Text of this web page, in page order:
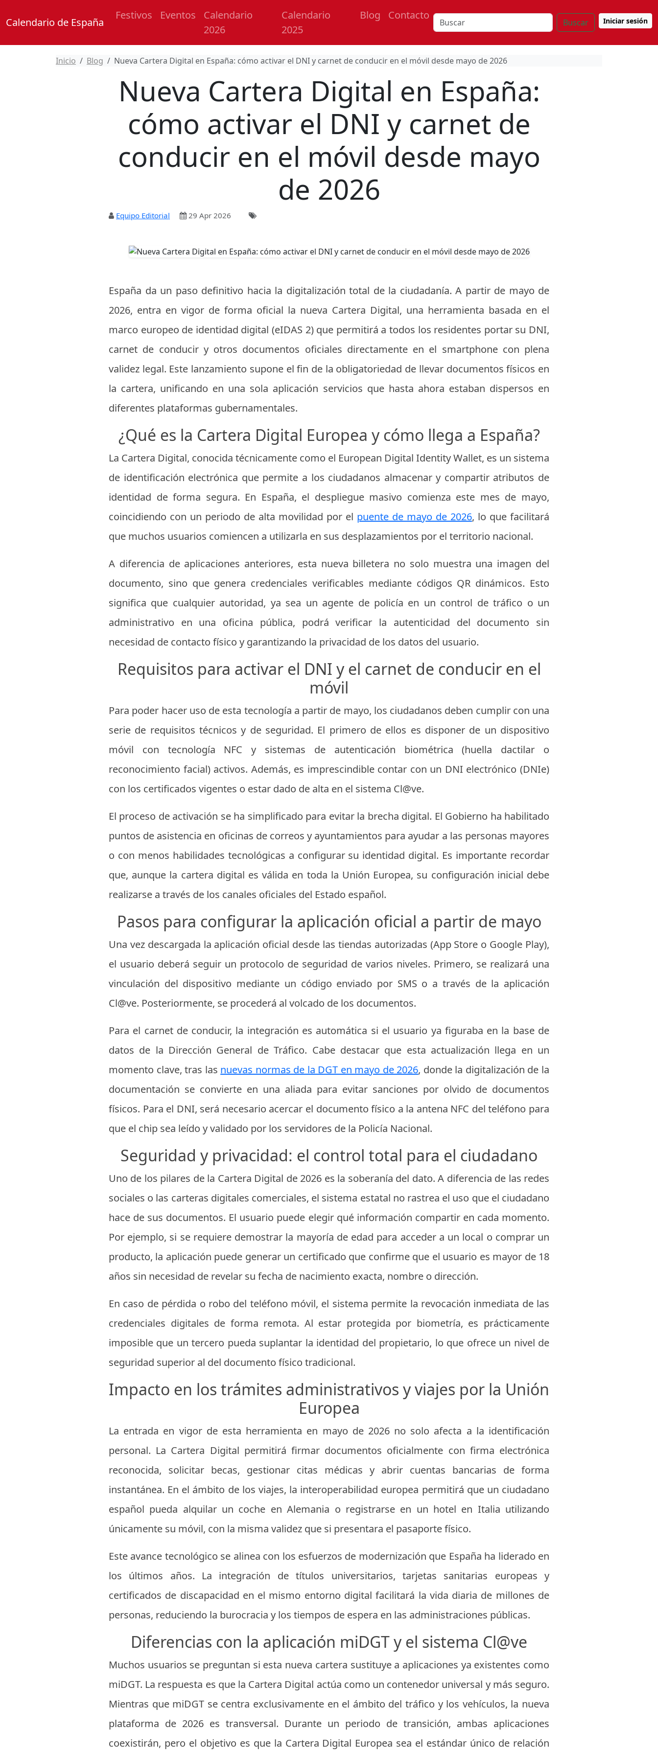
Calendario de España
Festivos Eventos
Calendario
2026
Calendario
2025
Blog Contacto
Buscar Iniciar sesión
Inicio Blog Nueva Cartera Digital en España: cómo activar el DNI y carnet de conducir en el móvil desde mayo de 2026
Nueva Cartera Digital en España:
cómo activar el DNI y carnet de
conducir en el móvil desde mayo
de 2026
Equipo Editorial 29 Apr 2026
España da un paso definitivo hacia la digitalización total de la ciudadanía. A partir de mayo de
2026, entra en vigor de forma oficial la nueva Cartera Digital, una herramienta basada en el
marco europeo de identidad digital (eIDAS 2) que permitirá a todos los residentes portar su DNI,
carnet de conducir y otros documentos oficiales directamente en el smartphone con plena
validez legal. Este lanzamiento supone el fin de la obligatoriedad de llevar documentos físicos en
la cartera, unificando en una sola aplicación servicios que hasta ahora estaban dispersos en
diferentes plataformas gubernamentales.
¿Qué es la Cartera Digital Europea y cómo llega a España?
La Cartera Digital, conocida técnicamente como el European Digital Identity Wallet, es un sistema
de identificación electrónica que permite a los ciudadanos almacenar y compartir atributos de
identidad de forma segura. En España, el despliegue masivo comienza este mes de mayo,
coincidiendo con un periodo de alta movilidad por el puente de mayo de 2026, lo que facilitará
que muchos usuarios comiencen a utilizarla en sus desplazamientos por el territorio nacional.
A diferencia de aplicaciones anteriores, esta nueva billetera no solo muestra una imagen del
documento, sino que genera credenciales verificables mediante códigos QR dinámicos. Esto
significa que cualquier autoridad, ya sea un agente de policía en un control de tráfico o un
administrativo en una oficina pública, podrá verificar la autenticidad del documento sin
necesidad de contacto físico y garantizando la privacidad de los datos del usuario.
Requisitos para activar el DNI y el carnet de conducir en el
móvil
Para poder hacer uso de esta tecnología a partir de mayo, los ciudadanos deben cumplir con una
serie de requisitos técnicos y de seguridad. El primero de ellos es disponer de un dispositivo
móvil con tecnología NFC y sistemas de autenticación biométrica (huella dactilar o
reconocimiento facial) activos. Además, es imprescindible contar con un DNI electrónico (DNIe)
con los certificados vigentes o estar dado de alta en el sistema Cl@ve.
El proceso de activación se ha simplificado para evitar la brecha digital. El Gobierno ha habilitado
puntos de asistencia en oficinas de correos y ayuntamientos para ayudar a las personas mayores
o con menos habilidades tecnológicas a configurar su identidad digital. Es importante recordar
que, aunque la cartera digital es válida en toda la Unión Europea, su configuración inicial debe
realizarse a través de los canales oficiales del Estado español.
Pasos para configurar la aplicación oficial a partir de mayo
Una vez descargada la aplicación oficial desde las tiendas autorizadas (App Store o Google Play),
el usuario deberá seguir un protocolo de seguridad de varios niveles. Primero, se realizará una
vinculación del dispositivo mediante un código enviado por SMS o a través de la aplicación
Cl@ve. Posteriormente, se procederá al volcado de los documentos.
Para el carnet de conducir, la integración es automática si el usuario ya figuraba en la base de
datos de la Dirección General de Tráfico. Cabe destacar que esta actualización llega en un
momento clave, tras las nuevas normas de la DGT en mayo de 2026, donde la digitalización de la
documentación se convierte en una aliada para evitar sanciones por olvido de documentos
físicos. Para el DNI, será necesario acercar el documento físico a la antena NFC del teléfono para
que el chip sea leído y validado por los servidores de la Policía Nacional.
Seguridad y privacidad: el control total para el ciudadano
Uno de los pilares de la Cartera Digital de 2026 es la soberanía del dato. A diferencia de las redes
sociales o las carteras digitales comerciales, el sistema estatal no rastrea el uso que el ciudadano
hace de sus documentos. El usuario puede elegir qué información compartir en cada momento.
Por ejemplo, si se requiere demostrar la mayoría de edad para acceder a un local o comprar un
producto, la aplicación puede generar un certificado que confirme que el usuario es mayor de 18
años sin necesidad de revelar su fecha de nacimiento exacta, nombre o dirección.
En caso de pérdida o robo del teléfono móvil, el sistema permite la revocación inmediata de las
credenciales digitales de forma remota. Al estar protegida por biometría, es prácticamente
imposible que un tercero pueda suplantar la identidad del propietario, lo que ofrece un nivel de
seguridad superior al del documento físico tradicional.
Impacto en los trámites administrativos y viajes por la Unión
Europea
La entrada en vigor de esta herramienta en mayo de 2026 no solo afecta a la identificación
personal. La Cartera Digital permitirá firmar documentos oficialmente con firma electrónica
reconocida, solicitar becas, gestionar citas médicas y abrir cuentas bancarias de forma
instantánea. En el ámbito de los viajes, la interoperabilidad europea permitirá que un ciudadano
español pueda alquilar un coche en Alemania o registrarse en un hotel en Italia utilizando
únicamente su móvil, con la misma validez que si presentara el pasaporte físico.
Este avance tecnológico se alinea con los esfuerzos de modernización que España ha liderado en
los últimos años. La integración de títulos universitarios, tarjetas sanitarias europeas y
certificados de discapacidad en el mismo entorno digital facilitará la vida diaria de millones de
personas, reduciendo la burocracia y los tiempos de espera en las administraciones públicas.
Diferencias con la aplicación miDGT y el sistema Cl@ve
Muchos usuarios se preguntan si esta nueva cartera sustituye a aplicaciones ya existentes como
miDGT. La respuesta es que la Cartera Digital actúa como un contenedor universal y más seguro.
Mientras que miDGT se centra exclusivamente en el ámbito del tráfico y los vehículos, la nueva
plataforma de 2026 es transversal. Durante un periodo de transición, ambas aplicaciones
coexistirán, pero el objetivo es que la Cartera Digital Europea sea el estándar único de relación